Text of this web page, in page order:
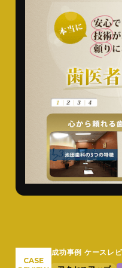
CASE
成功事例 ケースレ